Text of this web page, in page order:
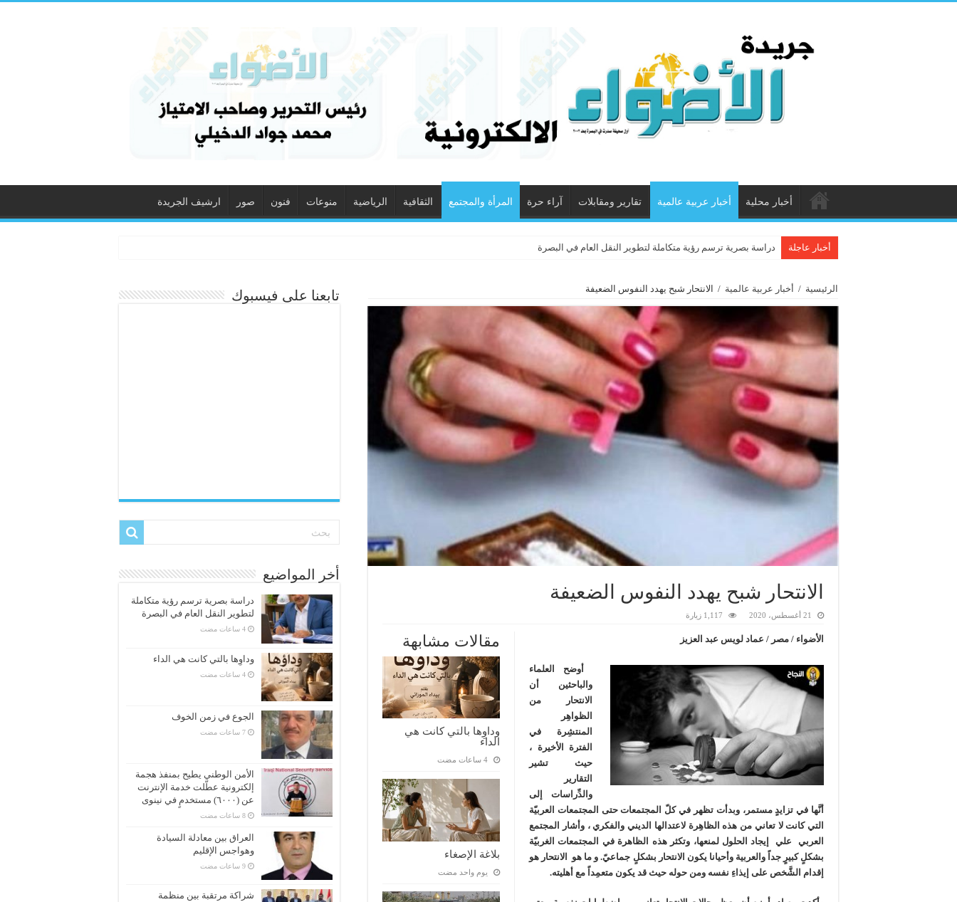
أخبار محلية أخبار عربية عالمية تقارير ومقابلات آراء حرة المرأة والمجتمع الثقافية الرياضية منوعات فنون صور ارشيف الجريدة
أخبار عاجلة دراسة بصرية ترسم رؤية متكاملة لتطوير النقل العام في البصرة
الرئيسية / أخبار عربية عالمية / الانتحار شبح يهدد النفوس الضعيفة
الانتحار شبح يهدد النفوس الضعيفة
21 أغسطس، 2020 1,117 زيارة
مقالات مشابهة
وداوِها بالتي كانت هي
الداء
بلاغة الإصغاء
‏يوم واحد مضت
الأضواء / مصر / عماد لويس عبد العزيز
أوضح العلماء
والباحثين أن
الانتحار من
الظواهِر
المنتشِرة في
الفترة الأخيرة ،
حيث تشير
التقارير
والدِّراسات إلى
أنَّها في تزايدٍ مستمر، وبدأت تظهر في كلّ المجتمعات حتى المجتمعات العربيّة
التي كانت لا تعاني من هذه الظاهِرة لاعتدالها الديني والفكري ، وأشار المجتمع
العربي علي إيجاد الحلول لمنعها، وتكثر هذه الظاهرة في المجتمعات الغربيّة
بشكلٍ كبيرٍ جداً والعربية وأحيانا يكون الانتحار بشكلٍ جماعيّ. و ما هو الانتحار هو
إقدام الشَّخص على إيذاءِ نفسه ومن حوله حيث قد يكون متعمِداً مع أهليته.
تابعنا على فيسبوك
أخر المواضيع
دراسة بصرية ترسم رؤية متكاملة
لتطوير النقل العام في البصرة
وداوِها بالتي كانت هي الداء
الجوع في زمن الخوف
الأمن الوطني يطيح بمنفذ هجمة
إلكترونية عطّلت خدمة الإنترنت
عن (٦٠٠٠) مستخدمٍ في نينوى
العراق بين معادلة السيادة
وهواجس الإقليم
شراكة مرتقبة بين منظمة